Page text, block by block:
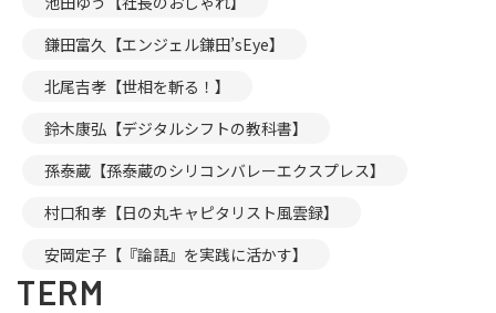
鎌田富久【エンジェル鎌田’sEye】
北尾吉孝【世相を斬る！】
鈴木康弘【デジタルシフトの教科書】
孫泰蔵【孫泰蔵のシリコンバレーエクスプレス】
村口和孝【日の丸キャピタリスト風雲録】
安岡定子【『論語』を実践に活かす】
TERM